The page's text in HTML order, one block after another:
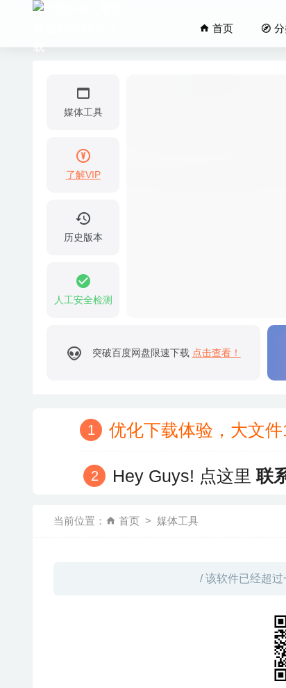
首页
媒体工具
了解VIP
历史版本
人工安全检测
突破百度网盘限速下载 点击查看！
优化下载体验，大文
Hey Guys! 点这里联
当前位置： 首页 媒体工具
/ 该软件已经超